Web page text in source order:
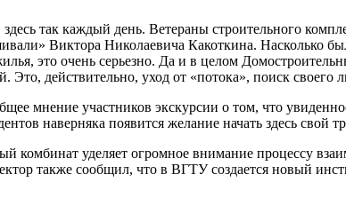
так каждый день. Ветераны строительного
Виктора Николаевича Какоткина. Насколько
это очень серьезно. Да и в целом
действительно, уход от «потока», поиск своего
мнение участников экскурсии о том, что
наверняка появится желание начать здесь свой
комбинат уделяет огромное внимание процессу
также сообщил, что в ВГТУ создается новый